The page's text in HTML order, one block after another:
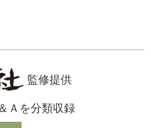
稿しますか？
監修提供
Ａを分類収録